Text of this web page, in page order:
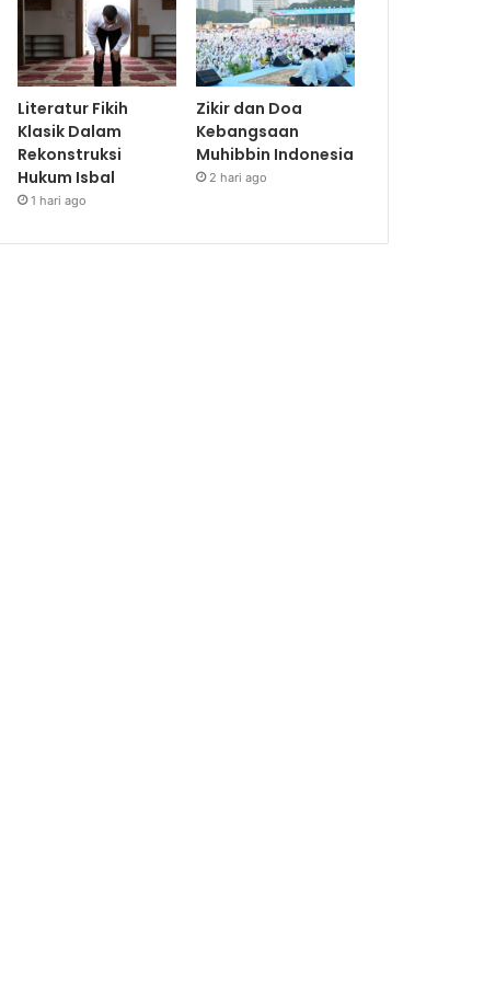
Literatur Fikih
Klasik Dalam
Rekonstruksi
Hukum Isbal
1 hari ago
Zikir dan Doa
Kebangsaan
Muhibbin Indonesia
2 hari ago